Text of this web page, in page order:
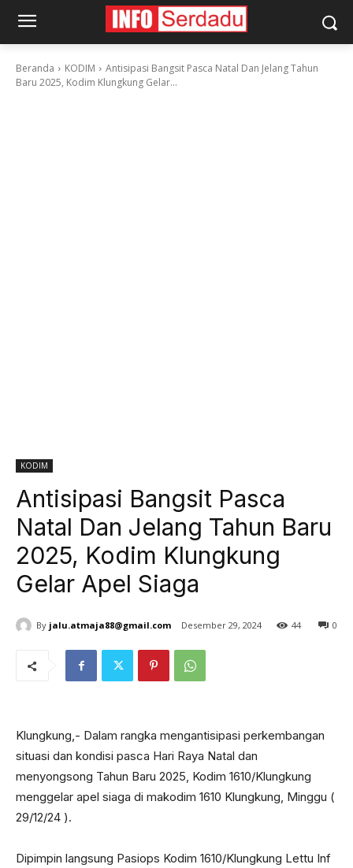
Beranda KODIM
Antisipasi Bangsit Pasca Natal Dan Jelang Tahun
Baru 2025, Kodim Klungkung Gelar...
KODIM
Antisipasi Bangsit Pasca
Natal Dan Jelang Tahun Baru
2025, Kodim Klungkung
Gelar Apel Siaga
By jalu.atmaja88@gmail.com Desember 29, 2024 0
44
Klungkung,- Dalam rangka mengantisipasi perkembangan
situasi dan kondisi pasca Hari Raya Natal dan
menyongsong Tahun Baru 2025, Kodim 1610/Klungkung
menggelar apel siaga di makodim 1610 Klungkung, Minggu (
29/12/24 ).
Dipimpin langsung Pasiops Kodim 1610/Klungkung Lettu Inf